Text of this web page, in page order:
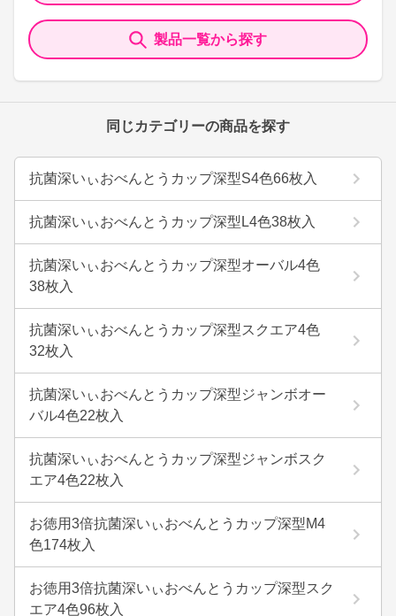
製品一覧から探す
同じカテゴリーの商品を探す
抗菌深いぃおべんとうカップ深型S4色66枚入
抗菌深いぃおべんとうカップ深型L4色38枚入
抗菌深いぃおべんとうカップ深型オーバル4色
38枚入
抗菌深いぃおべんとうカップ深型スクエア4色
32枚入
抗菌深いぃおべんとうカップ深型ジャンボオー
バル4色22枚入
抗菌深いぃおべんとうカップ深型ジャンボスク
エア4色22枚入
お徳用3倍抗菌深いぃおべんとうカップ深型M4
色174枚入
お徳用3倍抗菌深いぃおべんとうカップ深型スク
エア4色96枚入